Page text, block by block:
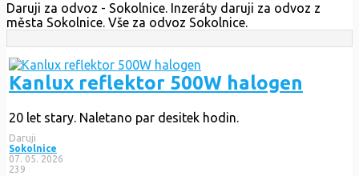
Daruji za odvoz - Sokolnice. Inzeráty daruji za odvoz z
města Sokolnice. Vše za odvoz Sokolnice.
Kanlux reflektor 500W halogen
20 let stary. Naletano par desitek hodin.
Daruji
Sokolnice
07. 05. 2026
239